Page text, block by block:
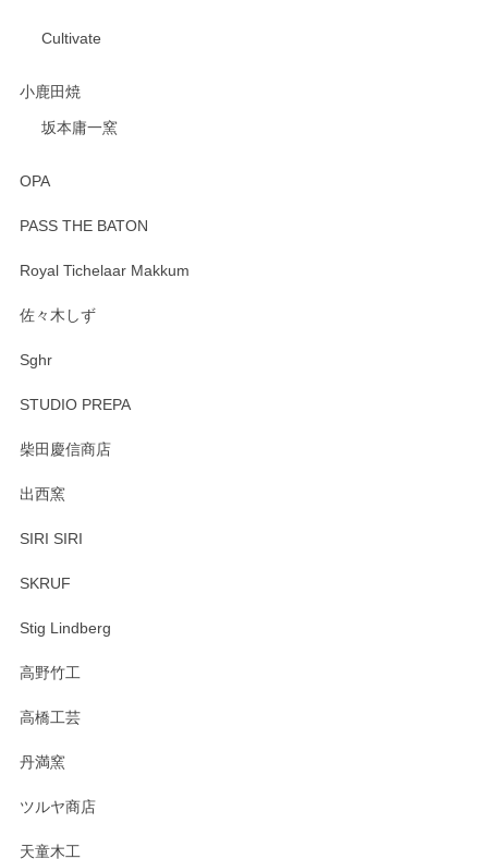
Cultivate
小鹿田焼
坂本庸一窯
OPA
PASS THE BATON
Royal Tichelaar Makkum
佐々木しず
Sghr
STUDIO PREPA
柴田慶信商店
出西窯
SIRI SIRI
SKRUF
Stig Lindberg
高野竹工
高橋工芸
丹満窯
ツルヤ商店
天童木工